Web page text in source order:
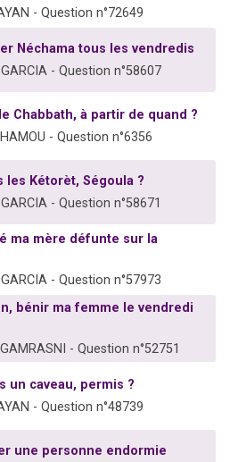
- Question n°72649
Néchama tous les vendredis
- Question n°58607
Chabbath, à partir de quand ?
- Question n°6356
les Kétorèt, Ségoula ?
- Question n°58671
ma mère défunte sur la
- Question n°57973
bénir ma femme le vendredi
- Question n°52751
un caveau, permis ?
- Question n°48739
une personne endormie